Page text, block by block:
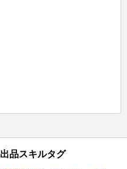
出品スキルタグ